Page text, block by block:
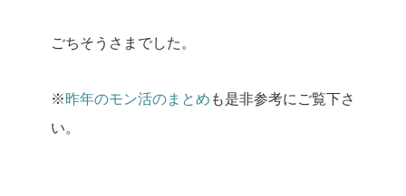
ごちそうさまでした。
※昨年のモン活のまとめ も是非参考にご覧下さ
い。